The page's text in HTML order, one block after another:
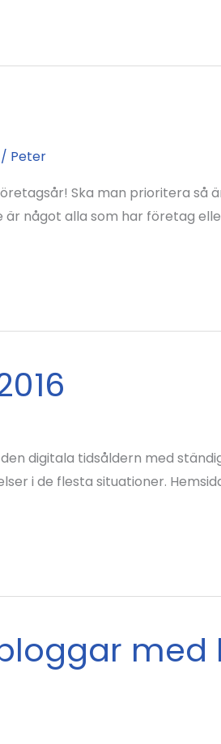
/ Peter
Ska man prioritera så
något alla som har företag
digitala tidsåldern med
i de flesta situationer.